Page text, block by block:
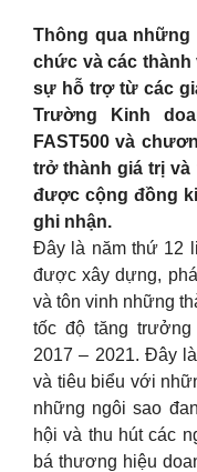
Thông qua
chức và các
sự hỗ trợ từ các
Trường Kinh
FAST500 và
trở thành giá trị
được cộng đồng
ghi nhận.
Đây là năm thứ 12
được xây dựng,
và tôn vinh những
tốc độ tăng
2017 – 2021. Đây
và tiêu biểu với
những ngôi sao
hội và thu hút các
bá thương hiệu